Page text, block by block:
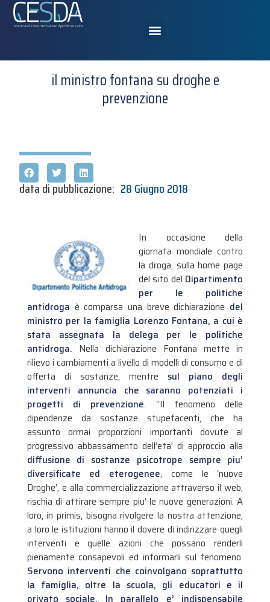
il ministro fontana su droghe e
prevenzione
data di pubblicazione: 28 Giugno 2018
In occasione della
giornata mondiale contro
la droga, sulla home page
del sito del Dipartimento
per le politiche
antidroga è comparsa una breve dichiarazione del
ministro per la famiglia Lorenzo Fontana, a cui è
stata assegnata la delega per le politiche
antidroga. Nella dichiarazione Fontana mette in
rilievo i cambiamenti a livello di modelli di consumo e di
offerta di sostanze, mentre sul piano degli
interventi annuncia che saranno potenziati i
progetti di prevenzione. “Il fenomeno delle
dipendenze da sostanze stupefacenti, che ha
assunto ormai proporzioni importanti dovute al
progressivo abbassamento dell’eta’ di approccio alla
diffusione di sostanze psicotrope sempre piu’
diversificate ed eterogenee, come le ‘nuove
Droghe’, e alla commercializzazione attraverso il web,
rischia di attirare sempre piu’ le nuove generazioni. A
loro, in primis, bisogna rivolgere la nostra attenzione;
a loro le istituzioni hanno il dovere di indirizzare quegli
interventi e quelle azioni che possano renderli
pienamente consapevoli ed informarli sul fenomeno.
Servono interventi che coinvolgano soprattutto
la famiglia, oltre la scuola, gli educatori e il
privato sociale. In parallelo e’ indispensabile